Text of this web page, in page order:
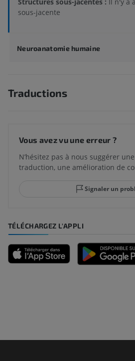
sous-jacente
Neuroanatomie humaine
Traductions
Vous avez vu une erreur ?
N’hésitez pas à nous suggérer
traduction, une amélioration de
Signaler un
TÉLÉCHARGEZ L'APPLI